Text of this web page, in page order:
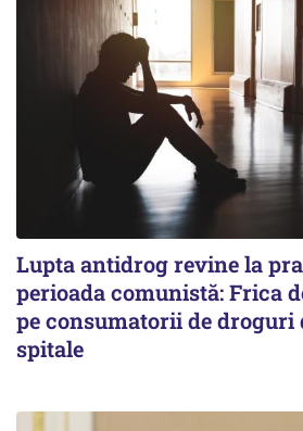
Lupta antidrog revine la
perioada comunistă: Frica
pe consumatorii de droguri
spitale